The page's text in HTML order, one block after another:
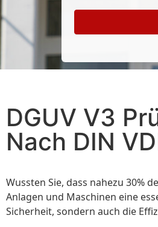
DGUV V3
Nach DIN
Wussten Sie, dass nahezu 30%
Anlagen und Maschinen eine
Sicherheit, sondern auch die